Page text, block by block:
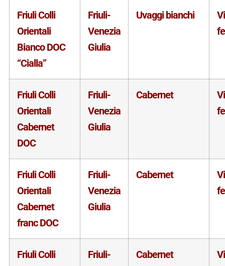
Friuli Colli
Orientali
Bianco DOC
“Cialla”
Friuli-
Venezia
Giulia
Uvaggi bianchi
Friuli Colli
Orientali
Cabernet
DOC
Friuli-
Venezia
Giulia
Cabernet
Friuli Colli
Orientali
Cabernet
franc DOC
Friuli-
Venezia
Giulia
Cabernet
Friuli Colli
Friuli-
Cabernet